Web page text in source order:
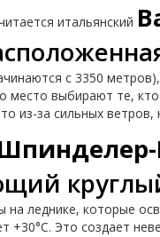
итальянский
с 3350
место выбирают те,
из-за сильных ветров,
на леднике, которые
+30°C. Это создает